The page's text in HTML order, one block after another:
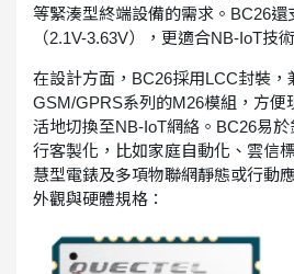
等緊湊型終端設備的需求。BC26還
（2.1V-3.63V），更適合NB-IoT技
在設計方面，BC26採用LCC封裝，
GSM/GPRS系列的M26模組，方便
活地切換至NB-IoT網絡。BC26易
行客製化，比如家庭自動化、雲信
慧型電錶及多項物聯網靜態或行動
外觀與硬體規格：